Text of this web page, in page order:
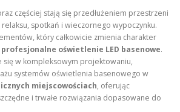
częściej stają się przedłużeniem przestrzeni
spotkań i wieczornego wypoczynku.
który całkowicie zmienia charakter
profesjonalne oświetlenie LED basenowe.
się w kompleksowym projektowaniu,
systemów oświetlenia basenowego w
miejscowościach, oferując
i trwałe rozwiązania dopasowane do